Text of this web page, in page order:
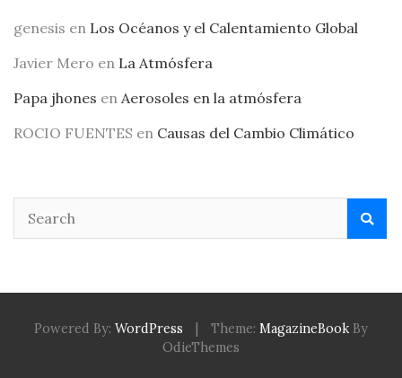
genesis en Los Océanos y el Calentamiento Global
Javier Mero en La Atmósfera
Papa jhones en Aerosoles en la atmósfera
ROCIO FUENTES en Causas del Cambio Climático
Powered By: WordPress Theme: MagazineBook By
OdieThemes